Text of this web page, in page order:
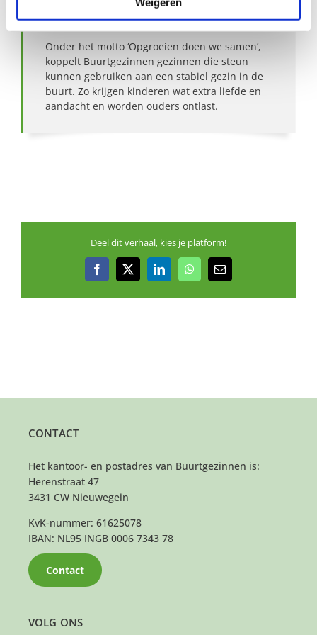
Over Buurtgezinnen
Onder het motto ‘Opgroeien doen we samen’,
koppelt Buurtgezinnen gezinnen die steun
kunnen gebruiken aan een stabiel gezin in de
buurt. Zo krijgen kinderen wat extra liefde en
aandacht en worden ouders ontlast.
Deel dit verhaal, kies je platform!
Facebook
X LinkedInWhatsApp
E-
VOLG ONS
CONTACT
Het kantoor- en postadres van Buurtgezinnen is:
Herenstraat 47
3431 CW Nieuwegein
KvK-nummer: 61625078
IBAN: NL95 INGB 0006 7343 78
Contact